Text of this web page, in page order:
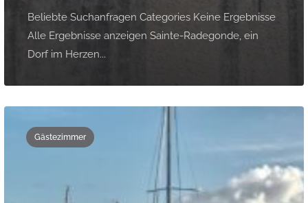
Beliebte Suchanfragen Categories Keine Ergebnisse
Alle Ergebnisse anzeigen Sainte-Radegonde, ein
Dorf im Herzen...
Gästezimmer